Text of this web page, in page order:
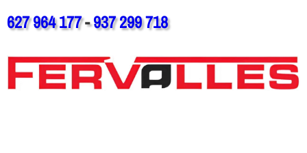
627 964 177-937 299 718